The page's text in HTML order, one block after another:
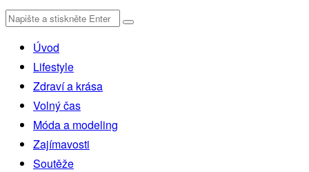
Úvod
Lifestyle
Zdraví a krása
Volný čas
Móda a modeling
Zajímavosti
Soutěže